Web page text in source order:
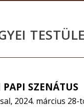
PAPI SZENÁTUS
2024. március